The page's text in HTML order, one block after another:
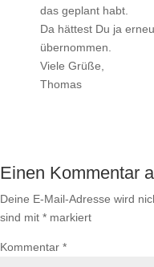
das geplant habt.
Da hättest Du ja
übernommen.
Viele Grüße,
Thomas
Einen Kommentar
Deine E-Mail-Adresse wird
sind mit * markiert
Kommentar *